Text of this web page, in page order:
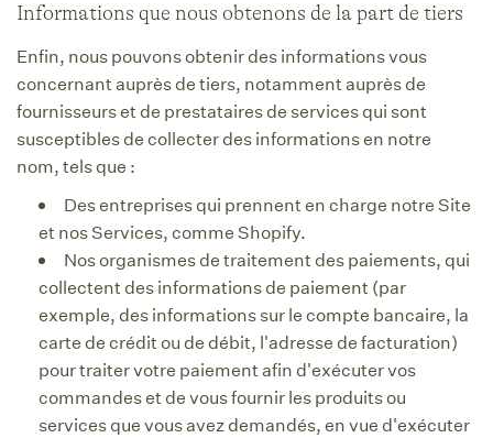
Informations que nous obtenons de la part de tiers
Enfin, nous pouvons obtenir des informations vous
concernant auprès de tiers, notamment auprès de
fournisseurs et de prestataires de services qui sont
susceptibles de collecter des informations en notre
nom, tels que :
Des entreprises qui prennent en charge notre Site
et nos Services, comme Shopify.
Nos organismes de traitement des paiements, qui
collectent des informations de paiement (par
exemple, des informations sur le compte bancaire, la
carte de crédit ou de débit, l'adresse de facturation)
pour traiter votre paiement afin d'exécuter vos
commandes et de vous fournir les produits ou
services que vous avez demandés, en vue d'exécuter